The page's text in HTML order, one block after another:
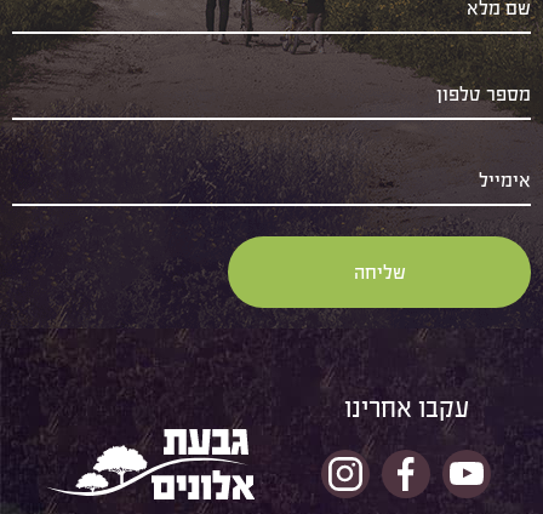
עקבו אחרינו